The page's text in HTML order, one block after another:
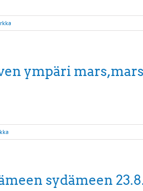
ympäri mars,mars
sydämeen